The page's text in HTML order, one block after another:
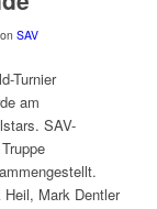
SAV
Turnier
am
SAV-
Mark Dentler